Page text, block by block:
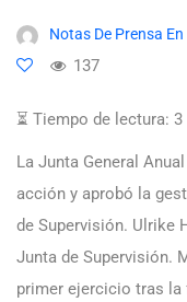
Notas De Prensa En
137
⏳ Tiempo de lectura: 3
La Junta General
acción y aprobó la
de Supervisión. Ulrike
Junta de Supervisión.
primer ejercicio tras